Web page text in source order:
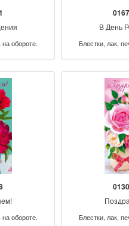
на обороте.
В День
Блестки, лак,
на обороте. Блестки, лак,